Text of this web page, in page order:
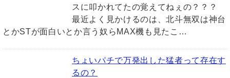
スに叩かれてたの覚えてねぇの？？？
最近よく見かけるのは、北斗無双は神台
とかSTが面白いとか言う奴らMAX機も見たこ…
ちょいパチで万発出した猛者って存在す
るの？